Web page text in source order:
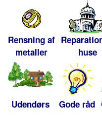
Rensning af
metaller
huse
Udendørs Gode råd